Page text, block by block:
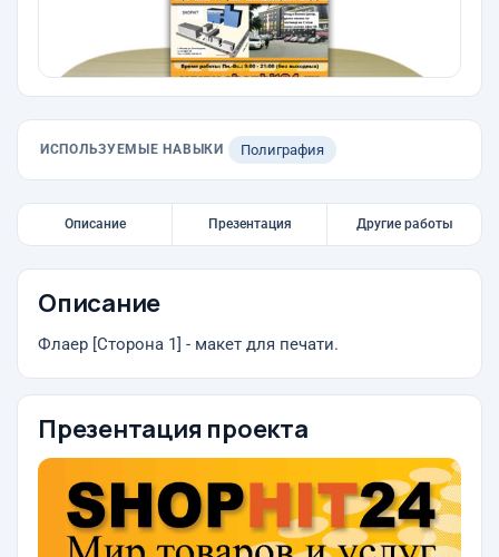
ИСПОЛЬЗУЕМЫЕ НАВЫКИ Полиграфия
Описание Презентация Другие работы
Описание
Флаер [Сторона 1] - макет для печати.
Презентация проекта